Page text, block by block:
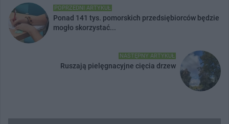
POPRZEDNI ARTYKUŁ
Ponad 141 tys. pomorskich przedsiębiorców będzie
mogło skorzystać...
NASTĘPNY ARTYKUŁ
Ruszają pielęgnacyjne cięcia drzew